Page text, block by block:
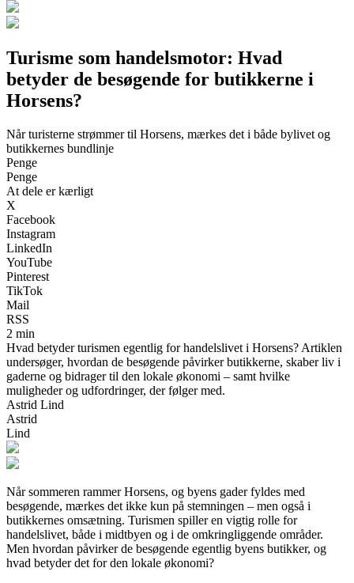
Turisme som handelsmotor: Hvad
betyder de besøgende for butikkerne i
Horsens?
Når turisterne strømmer til Horsens, mærkes det i både bylivet og
butikkernes bundlinje
Penge
Penge
At dele er kærligt
X
Facebook
Instagram
LinkedIn
YouTube
Pinterest
TikTok
Mail
RSS
2 min
Hvad betyder turismen egentlig for handelslivet i Horsens? Artiklen
undersøger, hvordan de besøgende påvirker butikkerne, skaber liv i
gaderne og bidrager til den lokale økonomi – samt hvilke
muligheder og udfordringer, der følger med.
Astrid Lind
Astrid
Lind
Når sommeren rammer Horsens, og byens gader fyldes med
besøgende, mærkes det ikke kun på stemningen – men også i
butikkernes omsætning. Turismen spiller en vigtig rolle for
handelslivet, både i midtbyen og i de omkringliggende områder.
Men hvordan påvirker de besøgende egentlig byens butikker, og
hvad betyder det for den lokale økonomi?